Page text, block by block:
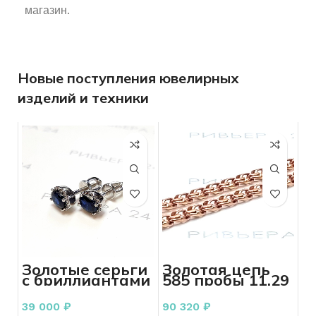
магазин.
Новые поступления ювелирных
изделий и техники
Золотые серьги
с бриллиантами
585 пробы 1.99
грамм гвоздики
39 000 ₽
Золотая цепь
585 пробы 11.29
грамма
90 320 ₽